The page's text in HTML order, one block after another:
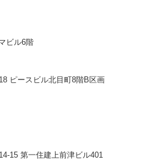
ビル6階
ピースビル北目町8階B区画
15 第一住建上前津ビル401